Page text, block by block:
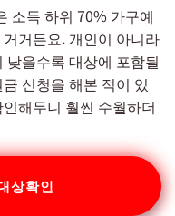
소득 하위 70% 가구예
거든요. 개인이 아니라
을수록 대상에 포함될
신청을 해본 적이 있
해두니 훨씬 수월하더
상확인